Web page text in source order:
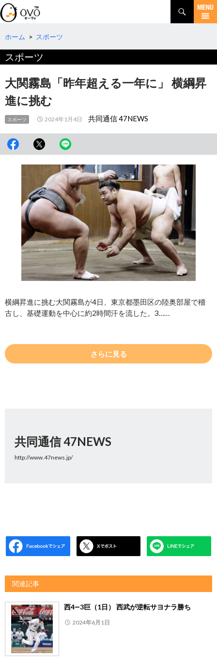
検
索
コ
テ
へ
動
ホーム > スポーツ
スポーツ
大関霧島「昨年超える一年に」 横綱昇
進に挑む
スポーツ 2024年1月4日 共同通信 47NEWS
横綱昇進に挑む大関霧島が4日、東京都墨田区の陸奥部屋で稽
古し、基礎運動を中心に約2時間汗を流した。3……
さらに見る
共同通信 47NEWS
http://www.47news.jp/
関連記事
西4―3巨（1日） 西武が逆転サヨナラ勝ち
2024年6月1日